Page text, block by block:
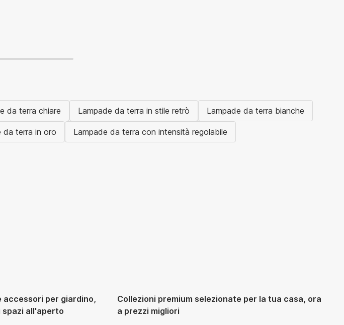
da terra chiare Lampade da terra in stile retrò Lampade da terra bianche
da terra in oro Lampade da terra con intensità regolabile
accessori per giardino,
all'aperto
Collezioni premium selezionate per la tua casa, ora
a prezzi migliori